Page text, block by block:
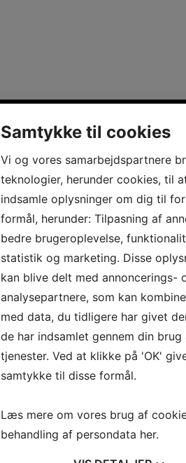
Samtykke til cookies
Vi og vores samarbejdspartnere
teknologier, herunder cookies, til
indsamle oplysninger om dig til
formål, herunder: Tilpasning af
bedre brugeroplevelse,
statistik og marketing. Disse
kan blive delt med annoncerings-
analysepartnere, som kan
med data, du tidligere har givet
de har indsamlet gennem din brug
tjenester. Ved at klikke på 'OK'
samtykke til disse formål.
Læs mere om vores brug af
behandling af persondata her.